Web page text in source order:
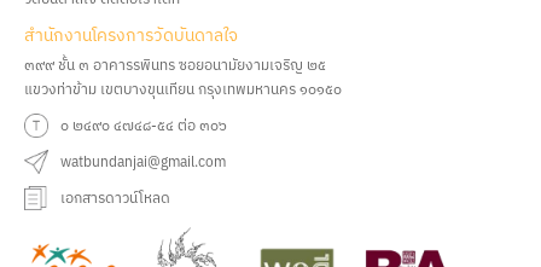
สํานักงานโครงการวัดบันดาลใจ
๓๙๙ ชั้น ๓ อาคารรพินทร ซอยอนามัยงามเจริญ ๒๕
แขวงท่าข้าม เขตบางขุนเทียน กรุงเทพมหานคร ๑๐๑๕๐
๐ ๒๔๙๐ ๔๗๔๘-๕๔ ต่อ ๓๐๖
watbundanjai@gmail.com
เอกสารดาวน์โหลด